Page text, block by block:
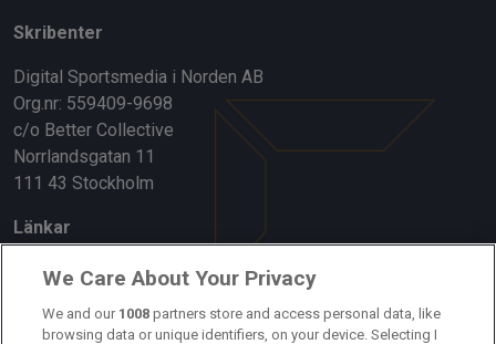
Skribenter
Digital Sportsmedia i Norden AB
Org.nr: 559409-9698
c/o Better Collective
Norrlandsgatan 11
111 43 Stockholm
Länkar
Om oss
Kontakta oss
We Care About Your Privacy
We and our 1008 partners store and access personal data, like
browsing data or unique identifiers, on your device. Selecting I